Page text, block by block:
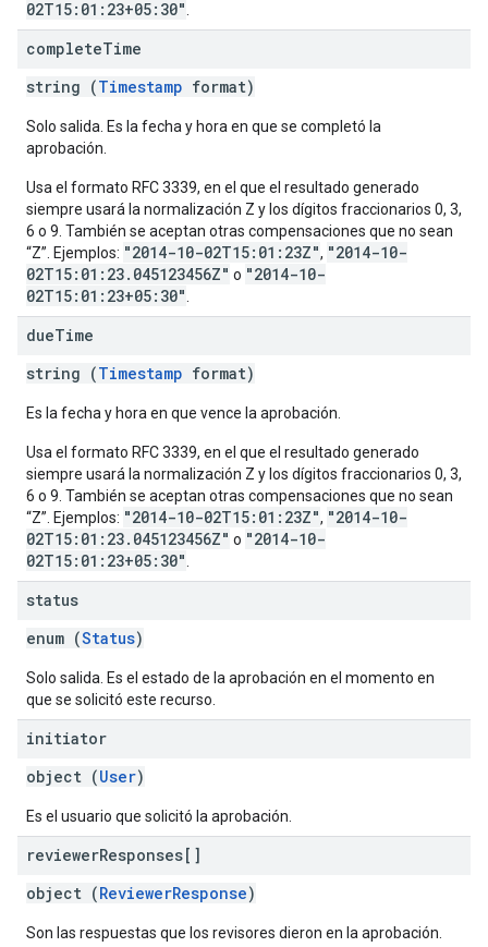
02T15:01:23+05:30"
completeTime
string (Timestamp format)
Solo salida. Es la fecha y hora en que se completó la
aprobación.
Usa el formato RFC 3339, en el que el resultado generado
siempre usará la normalización Z y los dígitos fraccionarios 0, 3,
6 o 9. También se aceptan otras compensaciones que no sean
“Z”. Ejemplos: "2014-10-02T15:01:23Z", "2014-10-
02T15:01:23.045123456Z" o "2014-10-
02T15:01:23+05:30"
dueTime
string (Timestamp format)
Es la fecha y hora en que vence la aprobación.
Usa el formato RFC 3339, en el que el resultado generado
siempre usará la normalización Z y los dígitos fraccionarios 0, 3,
6 o 9. También se aceptan otras compensaciones que no sean
“Z”. Ejemplos: "2014-10-02T15:01:23Z", "2014-10-
02T15:01:23.045123456Z" o "2014-10-
02T15:01:23+05:30"
status
enum (Status)
Solo salida. Es el estado de la aprobación en el momento en
que se solicitó este recurso.
initiator
object (User)
Es el usuario que solicitó la aprobación.
reviewerResponses[]
object (ReviewerResponse)
Son las respuestas que los revisores dieron en la aprobación.